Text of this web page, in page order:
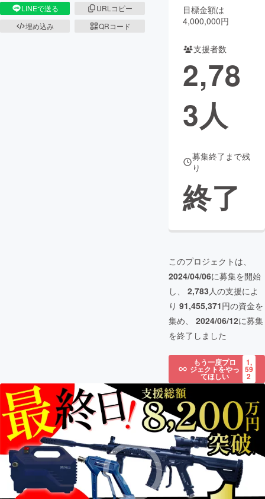
CAMPFIREふるさと納税
コミュニティ
LINEで送る
URLコピー
埋め込み
QRコード
目標金額は
4,000,000円
支援者数
2,78
3人
募集終了まで残
り
終了
このプロジェクトは、
2024/04/06に募集を開始
し、 2,783人の支援によ
り 91,455,371円の資金を
集め、 2024/06/12に募集
を終了しました
もう一度プロ
ジェクトをやっ
てほしい
1,
59
2